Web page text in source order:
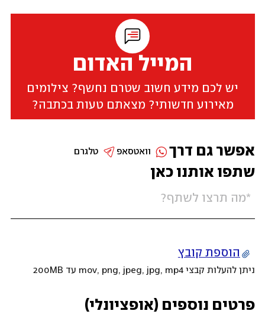
המייל האדום
יש לכם מידע חשוב שטרם נחשף? צילומים
מאירוע חדשותי? מצאתם טעות בכתבה?
שתפו אותנו כאן
הוספת קובץ
ניתן להעלות קבצי mov, png, jpeg, jpg, mp4 עד 200MB
פרטים נוספים (אופציונלי)
אפשר גם דרך טלגרם וואטסאפ